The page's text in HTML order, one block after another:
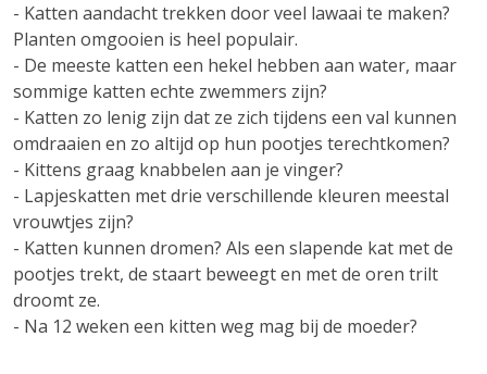
- Katten aandacht trekken door veel lawaai te maken?
Planten omgooien is heel populair.
- De meeste katten een hekel hebben aan water, maar
sommige katten echte zwemmers zijn?
- Katten zo lenig zijn dat ze zich tijdens een val kunnen
omdraaien en zo altijd op hun pootjes terechtkomen?
- Kittens graag knabbelen aan je vinger?
- Lapjeskatten met drie verschillende kleuren meestal
vrouwtjes zijn?
- Katten kunnen dromen? Als een slapende kat met de
pootjes trekt, de staart beweegt en met de oren trilt
droomt ze.
- Na 12 weken een kitten weg mag bij de moeder?